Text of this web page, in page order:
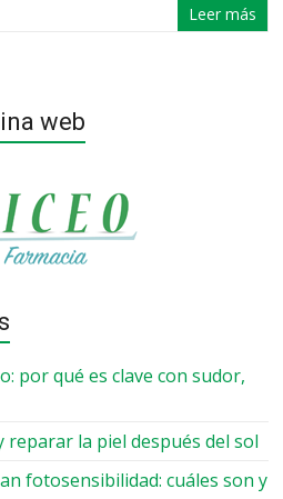
Leer más
web
por qué es clave con sudor,
reparar la piel después del sol
fotosensibilidad: cuáles son y